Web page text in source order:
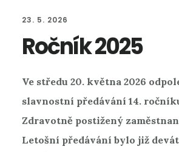
23. 5. 2026
Ročník 2025
Ve středu 20. května 2026
slavnostní předávání 14.
Zdravotně postižený
Letošní předávání bylo již